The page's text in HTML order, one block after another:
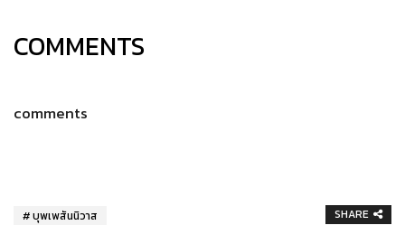
COMMENTS
comments
บุพเพสันนิวาส SHARE